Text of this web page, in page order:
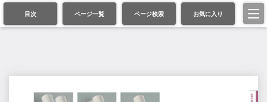
目次 ページ一覧 ページ検索 お気に入り